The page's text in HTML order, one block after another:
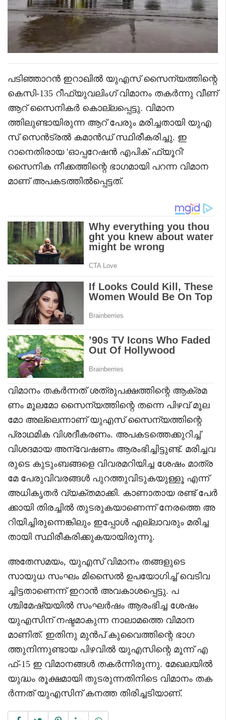
പടിഞ്ഞാറൻ ഇറാഖിൽ യുഎസ് സൈന്യത്തിന്റെ
കെസി-135 റീഫ്യുവലിംഗ് വിമാനം തകർന്നു വീണ്
ആറ് സൈനികർ കൊല്ലപ്പെട്ടു. വിമാന
ത്തിലുണ്ടായിരുന്ന ആറ് പേരും മരിച്ചതായി യുഎ
സ് സെൻട്രൽ കമാൻഡ് സ്ഥിരീകരിച്ചു. ഇ
റാനെതിരായ 'ഓപ്പറേഷൻ എപിക് ഫ്യൂറി'
സൈനിക നീക്കത്തിന്റെ ഭാഗമായി പറന്ന വിമാന
മാണ് അപകടത്തിൽപ്പെട്ടത്.
വിമാനം തകർന്നത് ശത്രുപക്ഷത്തിന്റെ ആക്രമ
ണം മൂലമോ സൈന്യത്തിന്റെ തന്നെ പിഴവ് മൂല
മോ അല്ലെന്നാണ് യുഎസ് സൈന്യത്തിന്റെ
പ്രാഥമിക വിശദീകരണം. അപകടത്തെക്കുറിച്ച്
വിശദമായ അന്വേഷണം ആരംഭിച്ചിട്ടുണ്ട്. മരിച്ചവ
രുടെ കുടുംബങ്ങളെ വിവരമറിയിച്ച ശേഷം മാത്ര
മേ പേരുവിവരങ്ങൾ പുറത്തുവിടുകയുള്ളൂ എന്ന്
അധികൃതർ വ്യക്തമാക്കി. കാണാതായ രണ്ട് പേർ
ക്കായി തിരച്ചിൽ തുടരുകയാണെന്ന് നേരത്തെ അ
റിയിച്ചിരുന്നെങ്കിലും ഇപ്പോൾ എല്ലാവരും മരിച്ച
തായി സ്ഥിരീകരിക്കുകയായിരുന്നു.
അതേസമയം, യുഎസ് വിമാനം തങ്ങളുടെ
സായുധ സംഘം മിസൈൽ ഉപയോഗിച്ച് വെടിവ
ച്ചിട്ടതാണെന്ന് ഇറാൻ അവകാശപ്പെട്ടു. പ
ശ്ചിമേഷ്യയിൽ സംഘർഷം ആരംഭിച്ച ശേഷം
യുഎസിന് നഷ്ടമാകുന്ന നാലാമത്തെ വിമാന
മാണിത്. ഇതിനു മുൻപ് കുവൈത്തിന്റെ ഭാഗ
ത്തുനിന്നുണ്ടായ പിഴവിൽ യുഎസിന്റെ മൂന്ന് എ
ഫ്-15 ഇ വിമാനങ്ങൾ തകർന്നിരുന്നു. മേഖലയിൽ
യുദ്ധം രൂക്ഷമായി തുടരുന്നതിനിടെ വിമാനം തക
ർന്നത് യുഎസിന് കനത്ത തിരിച്ചടിയാണ്.